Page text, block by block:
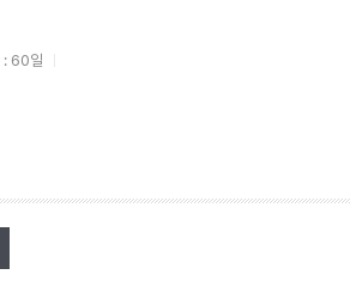
: 60일